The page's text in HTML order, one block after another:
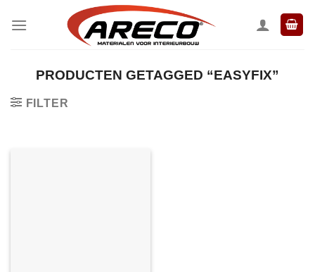
naar
PRODUCTEN GETAGGED “EASYFIX”
FILTER